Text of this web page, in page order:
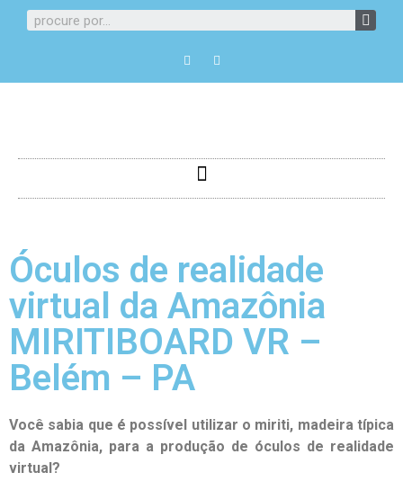
Óculos de realidade
virtual da Amazônia
MIRITIBOARD VR –
Belém – PA
Você sabia que é possível utilizar o miriti, madeira típica
da Amazônia, para a produção de óculos de realidade
virtual?